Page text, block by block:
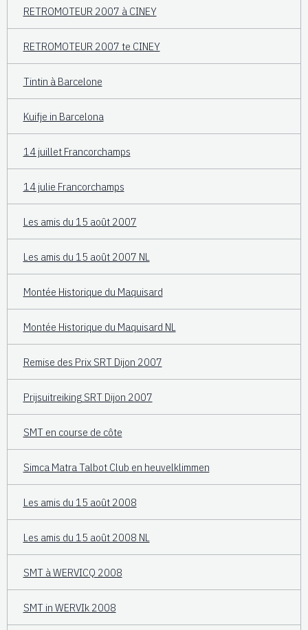
RETROMOTEUR 2007 à CINEY
RETROMOTEUR 2007 te CINEY
Tintin à Barcelone
Kuifje in Barcelona
14 juillet Francorchamps
14 julie Francorchamps
Les amis du 15 août 2007
Les amis du 15 août 2007 NL
Montée Historique du Maquisard
Montée Historique du Maquisard NL
Remise des Prix SRT Dijon 2007
Prijsuitreiking SRT Dijon 2007
SMT en course de côte
Simca Matra Talbot Club en heuvelklimmen
Les amis du 15 août 2008
Les amis du 15 août 2008 NL
SMT à WERVICQ 2008
SMT in WERVIk 2008